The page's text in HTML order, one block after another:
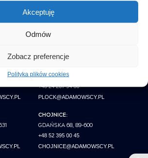
Akceptuję
Odmów
Zobacz preferencje
Polityka plików cookies
GRUDZIĄDZ:
+48 58 563-33-33
BIELSKA 70, 09-402
+48 24 267 94 80
PLOCK@ADAMOWSCY.PL
CHOJNICE:
GDAŃSKA 68, 89-600
+48 52 395 00 45
CHOJNICE@ADAMOWSCY.PL